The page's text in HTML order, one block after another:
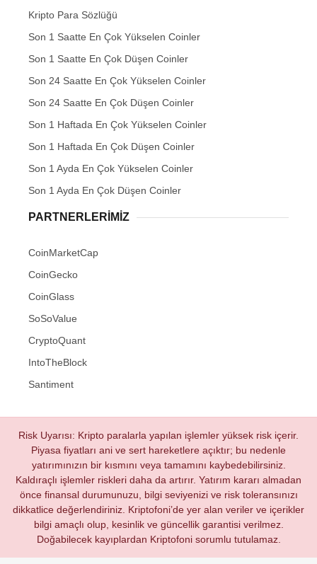
Kripto Para Sözlüğü
Son 1 Saatte En Çok Yükselen Coinler
Son 1 Saatte En Çok Düşen Coinler
Son 24 Saatte En Çok Yükselen Coinler
Son 24 Saatte En Çok Düşen Coinler
Son 1 Haftada En Çok Yükselen Coinler
Son 1 Haftada En Çok Düşen Coinler
Son 1 Ayda En Çok Yükselen Coinler
Son 1 Ayda En Çok Düşen Coinler
PARTNERLERIMIZ
CoinMarketCap
CoinGecko
CoinGlass
SoSoValue
CryptoQuant
IntoTheBlock
Santiment
Risk Uyarısı: Kripto paralarla yapılan işlemler yüksek risk içerir.
Piyasa fiyatları ani ve sert hareketlere açıktır; bu nedenle
yatırımınızın bir kısmını veya tamamını kaybedebilirsiniz.
Kaldıraçlı işlemler riskleri daha da artırır. Yatırım kararı almadan
önce finansal durumunuzu, bilgi seviyenizi ve risk toleransınızı
dikkatlice değerlendiriniz. Kriptofoni’de yer alan veriler ve içerikler
bilgi amaçlı olup, kesinlik ve güncellik garantisi verilmez.
Doğabilecek kayıplardan Kriptofoni sorumlu tutulamaz.